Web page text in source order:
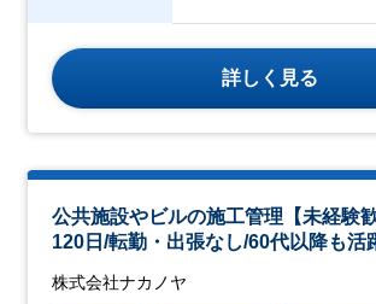
詳しく見る
公共施設やビルの施工管理【未経験
120日/転勤・出張なし/60代以降も活
株式会社ナカノヤ